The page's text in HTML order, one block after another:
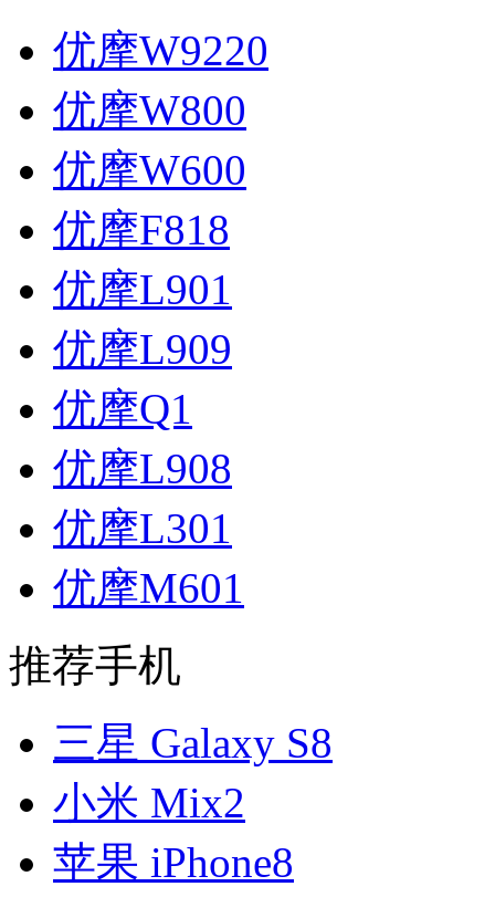
优摩W9220
优摩W800
优摩W600
优摩F818
优摩L901
优摩L909
优摩Q1
优摩L908
优摩L301
优摩M601
推荐手机
三星 Galaxy S8
小米 Mix2
苹果 iPhone8